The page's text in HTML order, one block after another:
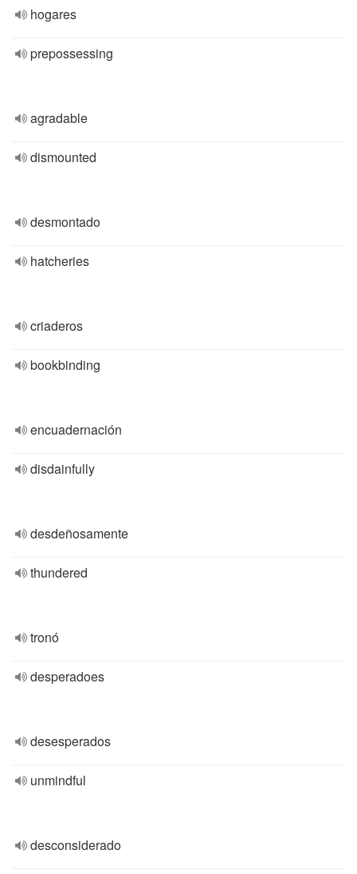
hogares
prepossessing
agradable
dismounted
desmontado
hatcheries
criaderos
bookbinding
encuadernación
disdainfully
desdeñosamente
thundered
tronó
desperadoes
desesperados
unmindful
desconsiderado